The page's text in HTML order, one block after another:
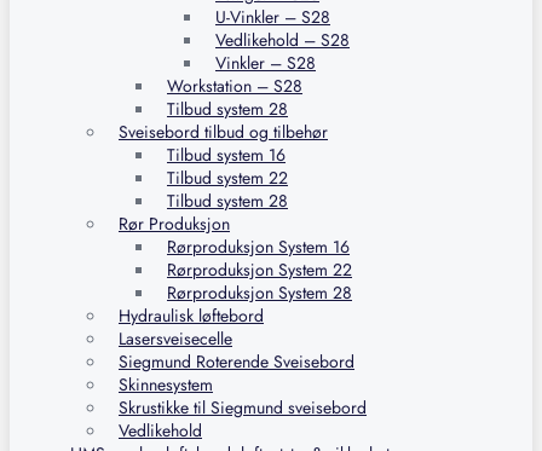
U-Vinkler – S28
Vedlikehold – S28
Vinkler – S28
Workstation – S28
Tilbud system 28
Sveisebord tilbud og tilbehør
Tilbud system 16
Tilbud system 22
Tilbud system 28
Rør Produksjon
Rørproduksjon System 16
Rørproduksjon System 22
Rørproduksjon System 28
Hydraulisk løftebord
Lasersveisecelle
Siegmund Roterende Sveisebord
Skinnesystem
Skrustikke til Siegmund sveisebord
Vedlikehold